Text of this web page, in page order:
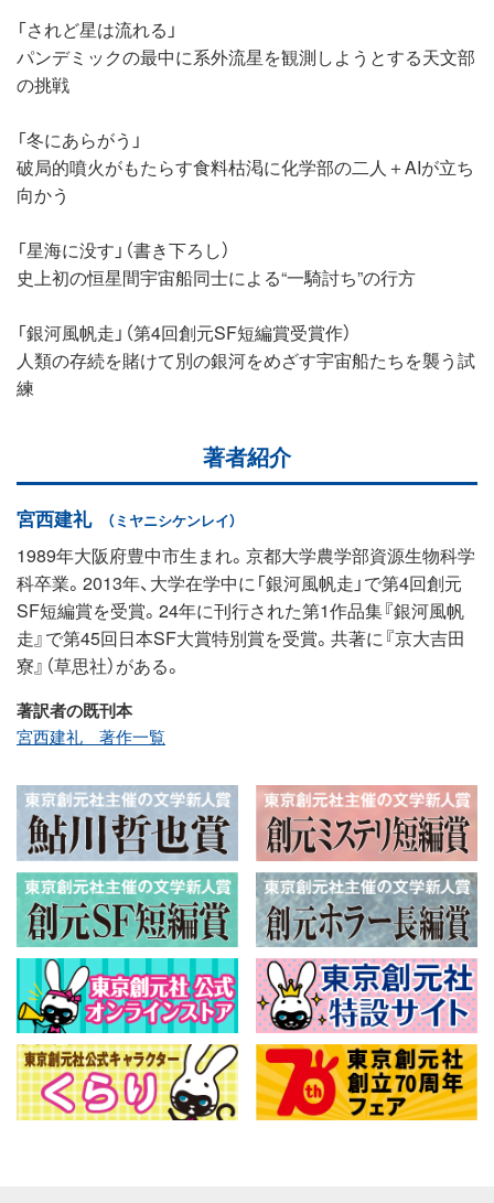
「されど星は流れる」
パンデミックの最中に系外流星を観測しようとする天文部
の挑戦
「冬にあらがう」
破局的噴火がもたらす食料枯渇に化学部の二人＋AIが立ち
向かう
「星海に没す」（書き下ろし）
史上初の恒星間宇宙船同士による“一騎討ち”の行方
「銀河風帆走」（第4回創元SF短編賞受賞作）
人類の存続を賭けて別の銀河をめざす宇宙船たちを襲う試
練
著者紹介
宮西建礼 （ミヤニシケンレイ）
1989年大阪府豊中市生まれ。京都大学農学部資源生物科学
科卒業。2013年、大学在学中に「銀河風帆走」で第4回創元
SF短編賞を受賞。24年に刊行された第1作品集『銀河風帆
走』で第45回日本SF大賞特別賞を受賞。共著に『京大吉田
寮』（草思社）がある。
著訳者の既刊本
宮西建礼 著作一覧